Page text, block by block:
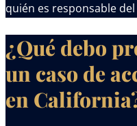
quién es responsable
¿Qué debo
un caso de
en